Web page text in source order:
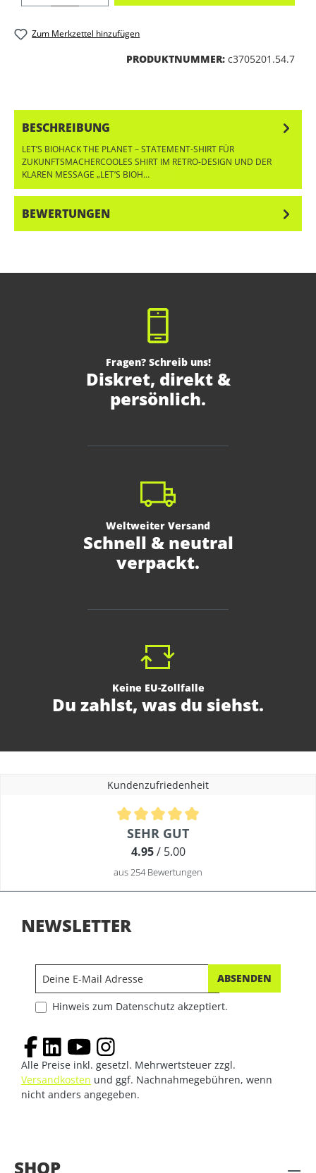
Zum Merkzettel hinzufügen
PRODUKTNUMMER: c3705201.54.7
BESCHREIBUNG
LET’S BIOHACK THE PLANET – STATEMENT-SHIRT FÜR
ZUKUNFTSMACHERCOOLES SHIRT IM RETRO-DESIGN UND DER
KLAREN MESSAGE „LET’S BIOH…
BEWERTUNGEN
Fragen? Schreib uns!
Diskret, direkt &
persönlich.
Weltweiter Versand
Schnell & neutral
verpackt.
Keine EU-Zollfalle
Du zahlst, was du siehst.
Kundenzufriedenheit
Durchschnittliche Bewertung von 4.9 von 5 Sternen
SEHR GUT
4.95/ 5.00
aus 254 Bewertungen
SHOP
NEWSLETTER
ABSENDEN
Hinweis zum Datenschutz akzeptiert.
Alle Preise inkl. gesetzl. Mehrwertsteuer zzgl.
Versandkosten und ggf. Nachnahmegebühren, wenn
nicht anders angegeben.